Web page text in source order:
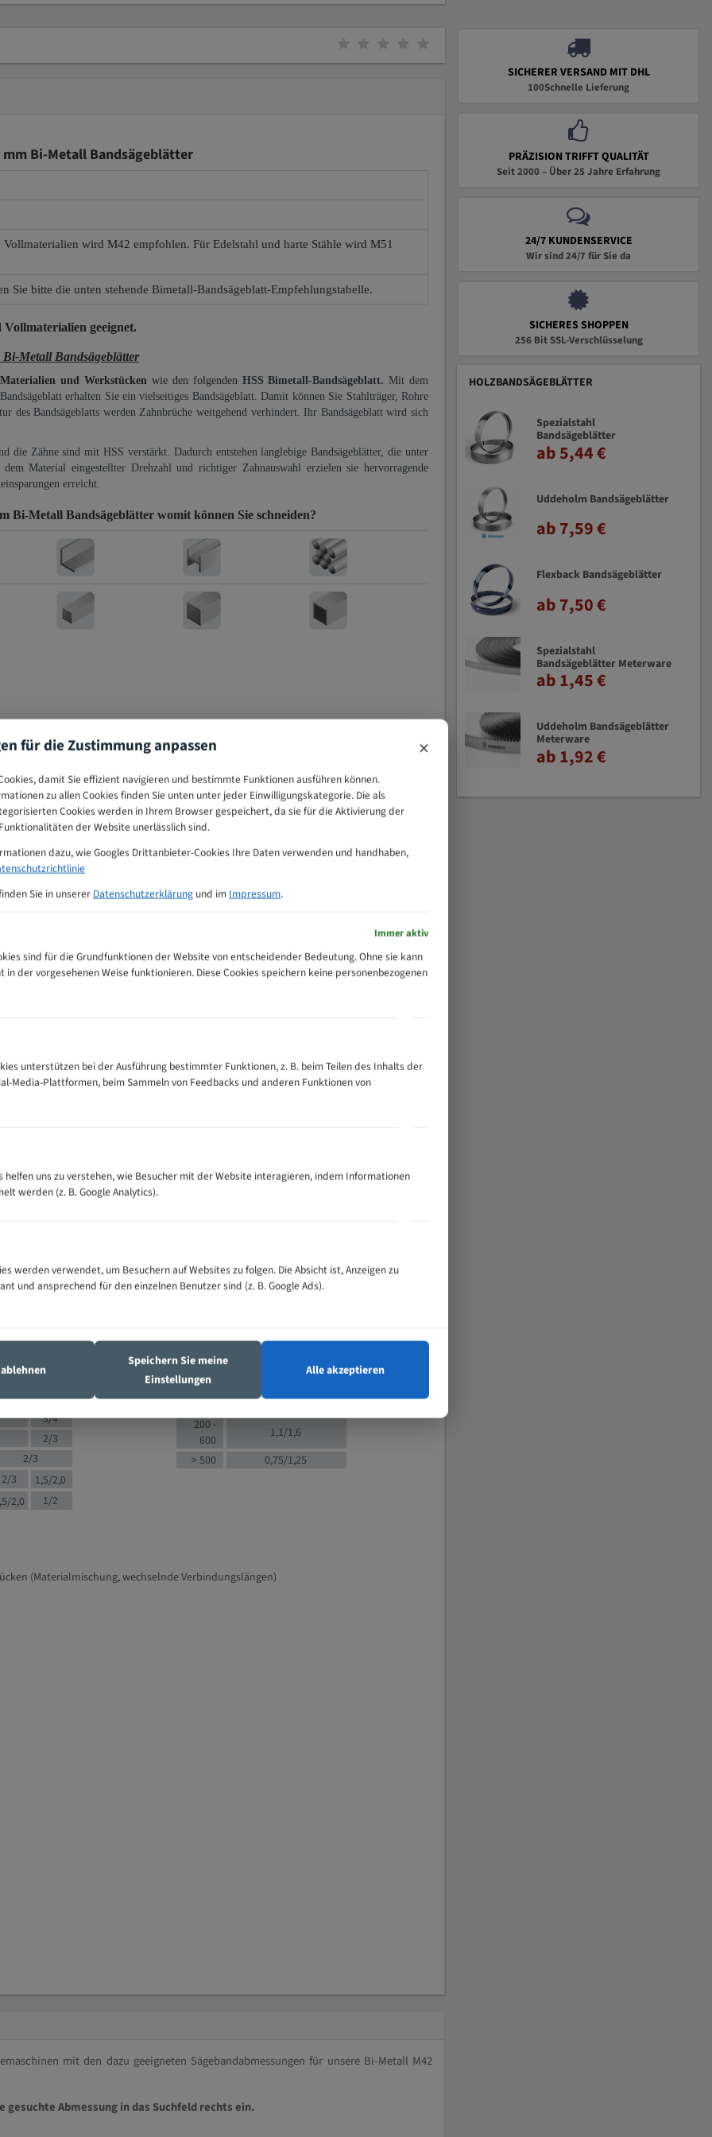
mm Bi-Metall Bandsägeblätter
wird M42 empfohlen. Für Edelstahl und harte Stähle wird M51
Sie bitte die unten stehende Bimetall-Bandsägeblatt-Empfehlungstabelle.
geeignet.
Metall Bandsägeblätter
und Werkstücken wie den folgenden HSS Bimetall-Bandsägeblatt. Mit dem
erhalten Sie ein vielseitiges Bandsägeblatt. Damit können Sie Stahlträger, Rohre
des Bandsägeblatts werden Zahnbrüche weitgehend verhindert. Ihr Bandsägeblatt wird sich
die Zähne sind mit HSS verstärkt. Dadurch entstehen langlebige Bandsägeblätter, die unter
Material eingestellter Drehzahl und richtiger Zahnauswahl erzielen sie hervorragende
erreicht.
Bi-Metall Bandsägeblätter womit können Sie schneiden?
Bandsägeblätter Zahnempfehlungs-Tabelle
300
500
4/6
4/5
3/4
2/3
2/3
2/3
1,5/2,0
2,0 1/2
Zähne pro
25 - 50
6/10
35 - 70
5/8
130 -
350
150 -
1,5/2
200 -
600
1,1/1,6
> 500
0,75/1,25
(Materialmischung, wechselnde Verbindungslängen)
mit den dazu geeigneten Sägebandabmessungen für unsere Bi-Metall M42
Abmessung in das Suchfeld rechts ein.
SICHERER VERSAND MIT DHL
100Schnelle Lieferung
PRÄZISION TRIFFT QUALITÄT
Seit 2000 – Über 25 Jahre Erfahrung
24/7 KUNDENSERVICE
Wir sind 24/7 für Sie da
SICHERES SHOPPEN
256 Bit SSL-Verschlüsselung
HOLZBANDSÄGEBLÄTTER
Spezialstahl
Bandsägeblätter
ab 5,44 €
Uddeholm Bandsägeblätter
ab 7,59 €
Flexback Bandsägeblätter
ab 7,50 €
Spezialstahl
Bandsägeblätter Meterware
ab 1,45 €
Uddeholm Bandsägeblätter
Meterware
ab 1,92 €
für die Zustimmung anpassen ×
damit Sie effizient navigieren und bestimmte Funktionen ausführen können.
zu allen Cookies finden Sie unten unter jeder Einwilligungskategorie. Die als
Cookies werden in Ihrem Browser gespeichert, da sie für die Aktivierung der
der Website unerlässlich sind.
dazu, wie Googles Drittanbieter-Cookies Ihre Daten verwenden und handhaben,
Sie in unserer Datenschutzerklärung und im Impressum.
Immer aktiv
sind für die Grundfunktionen der Website von entscheidender Bedeutung. Ohne sie kann
in der vorgesehenen Weise funktionieren. Diese Cookies speichern keine personenbezogenen
unterstützen bei der Ausführung bestimmter Funktionen, z. B. beim Teilen des Inhalts der
Media-Plattformen, beim Sammeln von Feedbacks und anderen Funktionen von
helfen uns zu verstehen, wie Besucher mit der Website interagieren, indem Informationen
werden (z. B. Google Analytics).
werden verwendet, um Besuchern auf Websites zu folgen. Die Absicht ist, Anzeigen zu
und ansprechend für den einzelnen Benutzer sind (z. B. Google Ads).
Speichern Sie meine
Einstellungen
Alle akzeptieren